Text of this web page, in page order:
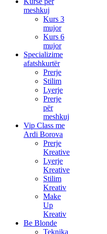
meshkuj
Kurs 3
mujor
Kurs 6
mujor
Specializime
afatshkurtër
Prerje
Stilim
Lyerje
Prerje
për
meshkuj
Vip Class me
Ardi Borova
Prerje
Kreative
Lyerje
Kreative
Stilim
Kreativ
Make
Up
Kreativ
Be Blonde
Teknika